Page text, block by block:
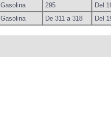
Gasolina 295
Del
Gasolina De 311 a 318 Del